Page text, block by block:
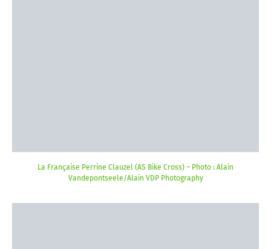
La Française Perrine Clauzel (AS Bike Cross) – Photo : Alain
Vandepontseele/Alain VDP Photography